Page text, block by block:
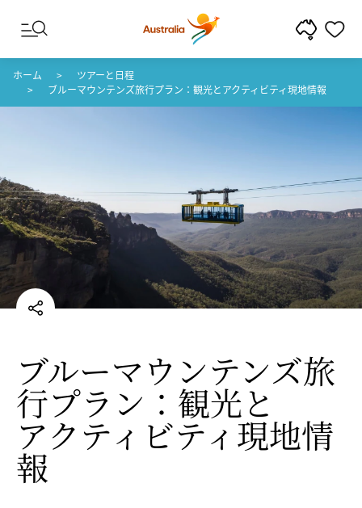
コンテンツへスキップ
フッターナビゲーションへスキップ
ホーム
ツアーと日程
ブルーマウンテンズ旅行プラン：観光とアクティビティ現地情報
ブルーマウンテンズ旅
行プラン：観光と
アクティビティ現地情
報